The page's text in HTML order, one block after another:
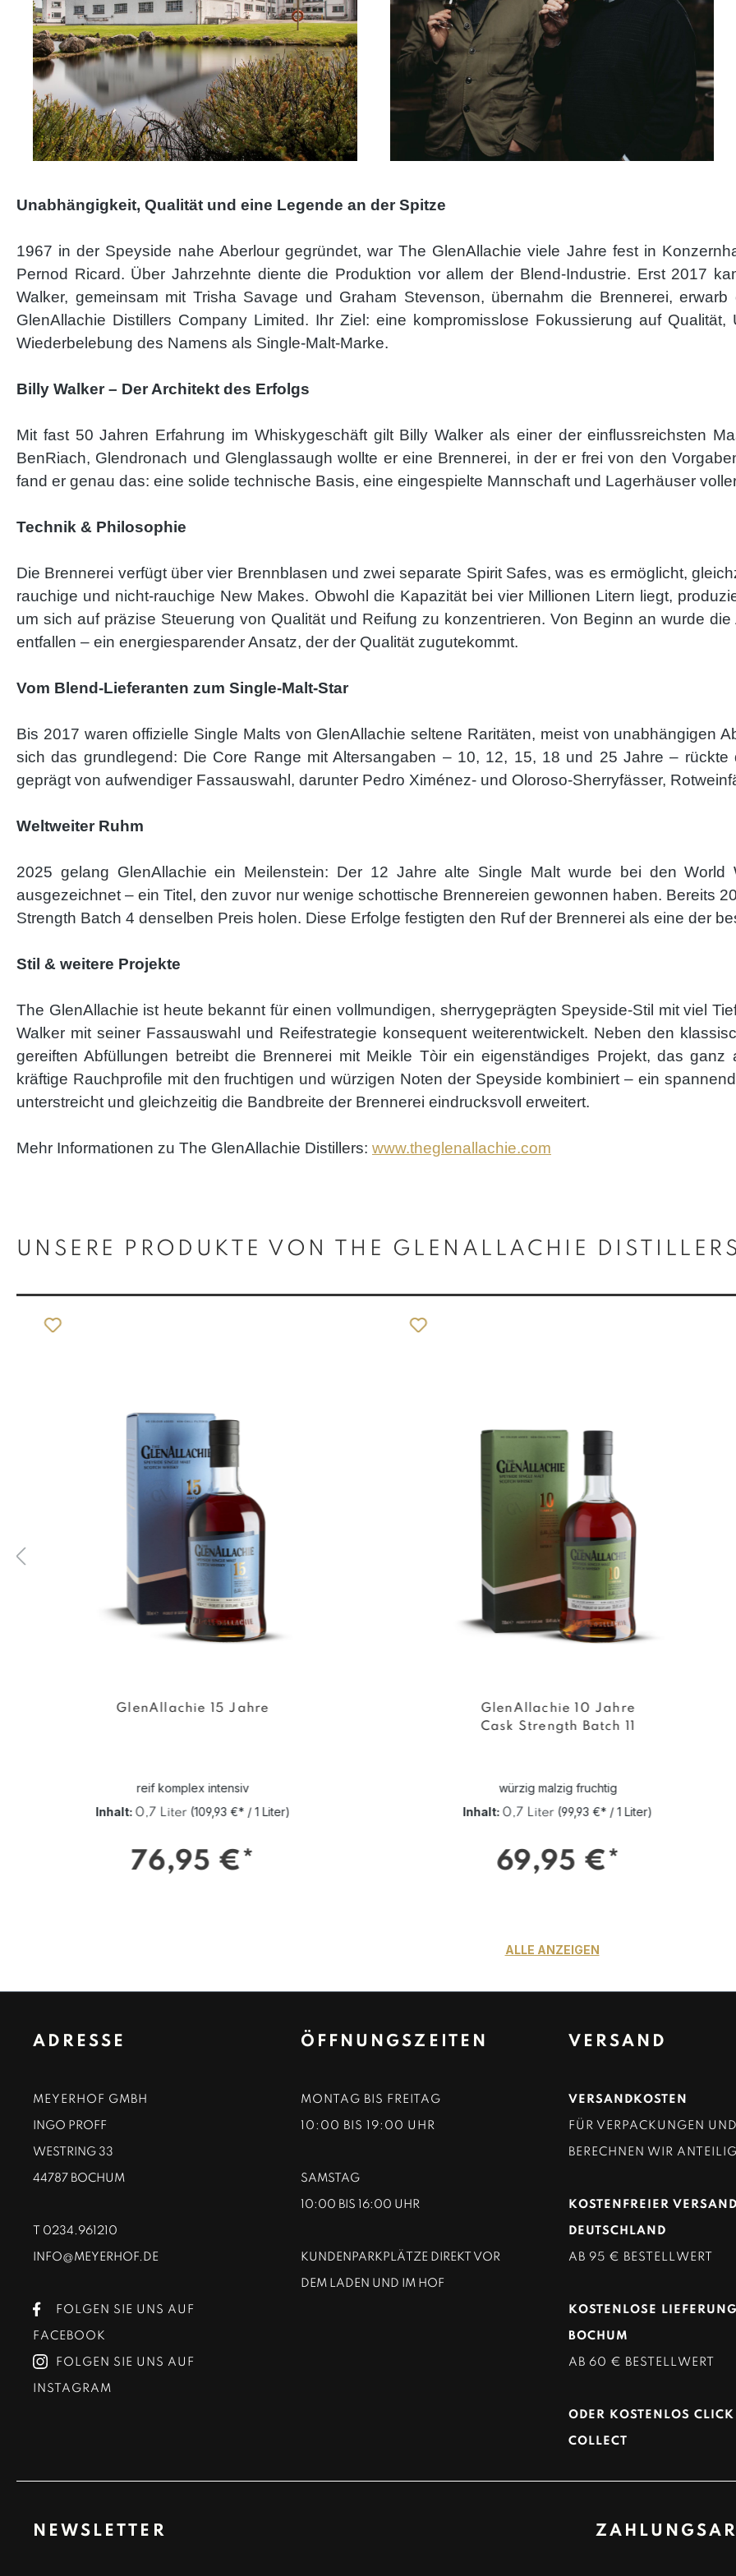
Unabhängigkeit, Qualität und eine Legende an der Spitze
1967 in der Speyside nahe Aberlour gegründet, war The GlenAllachie viele Jahre fest in
Pernod Ricard. Über Jahrzehnte diente die Produktion vor allem der Blend-Industrie. Erst 2017
Walker, gemeinsam mit Trisha Savage und Graham Stevenson, übernahm die Brennerei,
GlenAllachie Distillers Company Limited. Ihr Ziel: eine kompromisslose Fokussierung auf
Wiederbelebung des Namens als Single-Malt-Marke.
Billy Walker – Der Architekt des Erfolgs
Mit fast 50 Jahren Erfahrung im Whiskygeschäft gilt Billy Walker als einer der einflussreichsten
BenRiach, Glendronach und Glenglassaugh wollte er eine Brennerei, in der er frei von den
fand er genau das: eine solide technische Basis, eine eingespielte Mannschaft und Lagerhäuser
Technik & Philosophie
Die Brennerei verfügt über vier Brennblasen und zwei separate Spirit Safes, was es ermöglicht,
rauchige und nicht-rauchige New Makes. Obwohl die Kapazität bei vier Millionen Litern liegt,
um sich auf präzise Steuerung von Qualität und Reifung zu konzentrieren. Von Beginn an wurde
entfallen – ein energiesparender Ansatz, der der Qualität zugutekommt.
Vom Blend-Lieferanten zum Single-Malt-Star
Bis 2017 waren offizielle Single Malts von GlenAllachie seltene Raritäten, meist von unabhängigen
sich das grundlegend: Die Core Range mit Altersangaben – 10, 12, 15, 18 und 25 Jahre –
geprägt von aufwendiger Fassauswahl, darunter Pedro Ximénez- und Oloroso-Sherryfässer,
Weltweiter Ruhm
2025 gelang GlenAllachie ein Meilenstein: Der 12 Jahre alte Single Malt wurde bei den World
ausgezeichnet – ein Titel, den zuvor nur wenige schottische Brennereien gewonnen haben. Bereits
Strength Batch 4 denselben Preis holen. Diese Erfolge festigten den Ruf der Brennerei als eine der
Stil & weitere Projekte
The GlenAllachie ist heute bekannt für einen vollmundigen, sherrygeprägten Speyside-Stil mit viel
Walker mit seiner Fassauswahl und Reifestrategie konsequent weiterentwickelt. Neben den
gereiften Abfüllungen betreibt die Brennerei mit Meikle Tòir ein eigenständiges Projekt, das
kräftige Rauchprofile mit den fruchtigen und würzigen Noten der Speyside kombiniert – ein
unterstreicht und gleichzeitig die Bandbreite der Brennerei eindrucksvoll erweitert.
Mehr Informationen zu The GlenAllachie Distillers: www.theglenallachie.com
UNSERE PRODUKTE VON THE GLENALLACHIE
GlenAllachie 15 Jahre
reif komplex intensiv
Inhalt:0,7 Liter(109,93 €* / 1 Liter)
76,95 €*
GlenAllachie 10 Jahre
Cask Strength Batch 11
würzig malzig fruchtig
Inhalt:0,7 Liter(99,93 €* / 1 Liter)
69,95 €*
ALLE ANZEIGEN
ADRESSE
MEYERHOF GMBH
INGO PROFF
WESTRING 33
44787 BOCHUM
0234.961210
INFO@MEYERHOF.DE
FOLGEN SIE UNS AUF
FACEBOOK
FOLGEN SIE UNS AUF
INSTAGRAM
ÖFFNUNGSZEITEN
MONTAG BIS FREITAG
10:00 BIS 19:00 UHR
SAMSTAG
10:00 BIS 16:00 UHR
KUNDENPARKPLÄTZE DIREKT VOR
DEM LADEN UND IM HOF
VERSAND
VERSANDKOSTEN
FÜR VERPACKUNGEN
BERECHNEN WIR
KOSTENFREIER
DEUTSCHLAND
AB 95 € BESTELLWERT
KOSTENLOSE
BOCHUM
AB 60 € BESTELLWERT
ODER KOSTENLOS
COLLECT
NEWSLETTER